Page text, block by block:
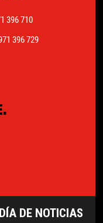
396 710
396 729